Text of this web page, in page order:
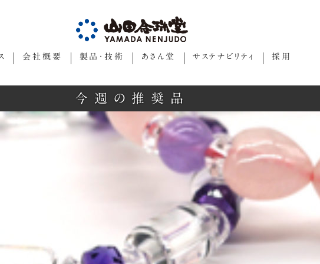
会社概要 製品・技術 あさん堂 サステナビリティ 採用
今週の推奨品